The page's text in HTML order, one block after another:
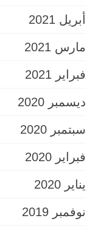
أبريل 2021
مارس 2021
فبراير 2021
ديسمبر 2020
سبتمبر 2020
فبراير 2020
يناير 2020
نوفمبر 2019